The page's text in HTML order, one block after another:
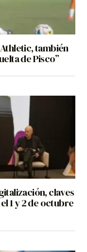
también
de Pisco”
claves
1 y 2 de octubre